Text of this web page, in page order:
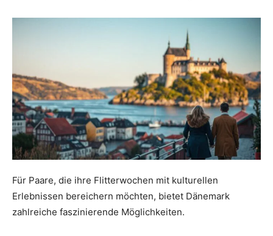
Für Paare, die ihre Flitterwochen mit kulturellen
Erlebnissen bereichern möchten, bietet Dänemark
zahlreiche faszinierende Möglichkeiten.